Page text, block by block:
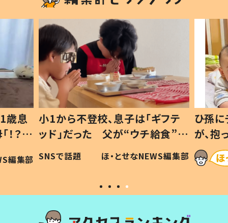
歳息
？」
編集部
小1から不登校、息子は「ギフテ
ッド」だった 父が“ウチ給食”を
作り続ける理由とは #令和の親
#令和の子
SNSで話題 ほ・とせなNEWS編集部
ひ孫
が、
「涙が
い」